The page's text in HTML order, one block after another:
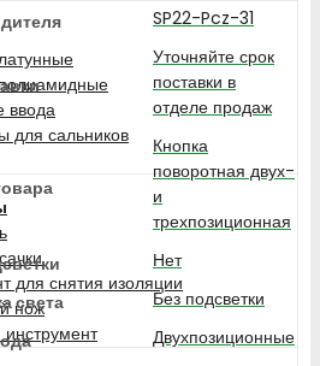
ввода
для сальников
для снятия изоляции
нож
SP22-Pcz-31
Уточняйте срок
поставки в
отделе продаж
Кнопка
поворотная двух-
и
трехпозиционная
Нет
света
Без подсветки
Двухпозиционные